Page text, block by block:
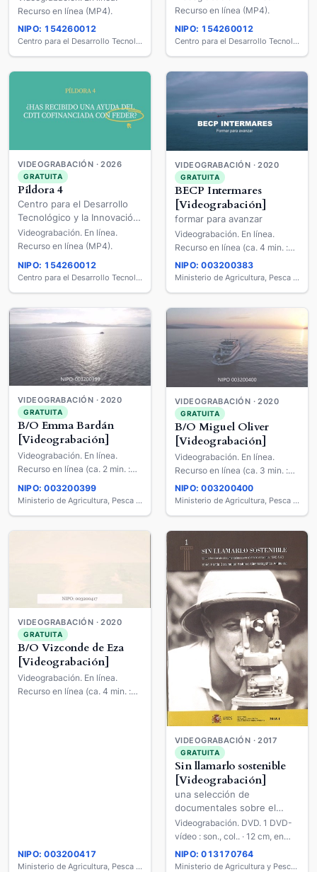
[Videograbación]
Recurso en línea (MP4).
NIPO: 154260012
Centro para el Desarrollo Tecnológico y la Innovación (CDTI)
[Videograbación]
Recurso en línea (MP4).
NIPO: 154260012
Centro para el Desarrollo Tecnológico y la Innovación (CDTI)
VIDEOGRABACIÓN · 2026
GRATUITA
Píldora 4
Centro para el Desarrollo
Tecnológico y la Innovación
(CDTI) FEDER
[Videograbación]
Videograbación. En línea.
Recurso en línea (MP4).
NIPO: 154260012
Centro para el Desarrollo Tecnológico y la Innovación (CDTI)
VIDEOGRABACIÓN · 2020
GRATUITA
BECP Intermares
[Videograbación]
formar para avanzar
Videograbación. En línea.
Recurso en línea (ca. 4 min. :
son., col., avi).
NIPO: 003200383
Ministerio de Agricultura, Pesca y Alimentación
VIDEOGRABACIÓN · 2020
GRATUITA
B/O Emma Bardán
[Videograbación]
Videograbación. En línea.
Recurso en línea (ca. 2 min. :
son., col.).
NIPO: 003200399
Ministerio de Agricultura, Pesca y Alimentación
VIDEOGRABACIÓN · 2020
GRATUITA
B/O Miguel Oliver
[Videograbación]
Videograbación. En línea.
Recurso en línea (ca. 3 min. :
son., col.).
NIPO: 003200400
Ministerio de Agricultura, Pesca y Alimentación
VIDEOGRABACIÓN · 2020
GRATUITA
B/O Vizconde de Eza
[Videograbación]
Videograbación. En línea.
Recurso en línea (ca. 4 min. :
NIPO: 003200417
Ministerio de Agricultura, Pesca y Alimentación
VIDEOGRABACIÓN · 2017
GRATUITA
Sin llamarlo sostenible
[Videograbación]
una selección de
documentales sobre el
medioambiente (1945-1967)
Videograbación. DVD. 1 DVD-
vídeo : son., col.. · 12 cm, en
estuche de 19 cm.
NIPO: 013170764
Ministerio de Agricultura y Pesca, Alimentación y Medio Ambiente